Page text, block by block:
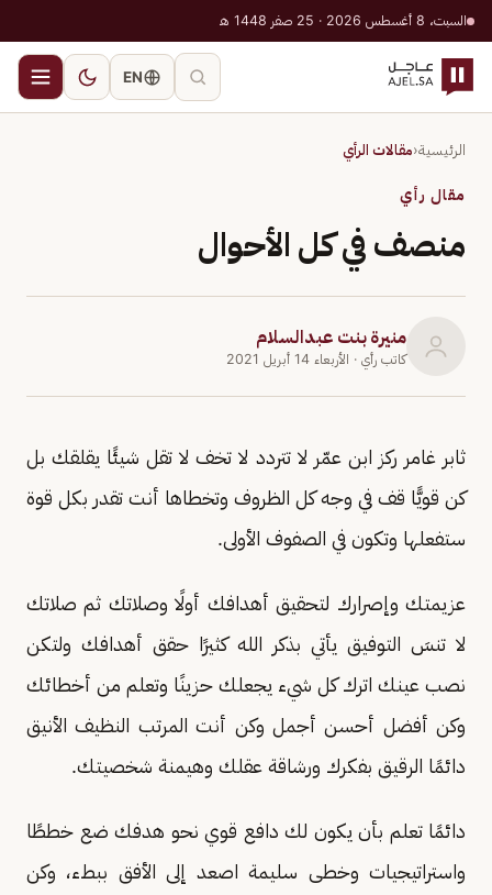
السبت، 8 أغسطس 2026 · 25 صفر 1448 هـ
EN
الرئيسية‹مقالات الرأي
مقال رأي
منصف في كل الأحوال
منيرة بنت عبدالسلام
كاتب رأي · الأربعاء 14 أبريل 2021
ثابر غامر ركز ابن عمّر لا تتردد لا تخف لا تقل شيئًا يقلقك بل
كن قويًّا قف في وجه كل الظروف وتخطاها أنت تقدر بكل قوة
ستفعلها وتكون في الصفوف الأولى.
عزيمتك وإصرارك لتحقيق أهدافك أولًا وصلاتك ثم صلاتك
لا تنسَ التوفيق يأتي بذكر الله كثيرًا حقق أهدافك ولتكن
نصب عينك اترك كل شيء يجعلك حزينًا وتعلم من أخطائك
وكن أفضل أحسن أجمل وكن أنت المرتب النظيف الأنيق
دائمًا الرقيق بفكرك ورشاقة عقلك وهيمنة شخصيتك.
دائمًا تعلم بأن يكون لك دافع قوي نحو هدفك ضع خططًا
واستراتيجيات وخطى سليمة اصعد إلى الأفق ببطء، وكن